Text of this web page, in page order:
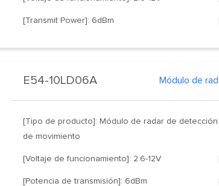
[Transmit Power]: 6dBm
E54-10LD06A
[Tipo de producto]: Módulo de radar de detección
de movimiento
[Voltaje de funcionamiento]: 2.6-12V
[Potencia de transmisión]: 6dBm